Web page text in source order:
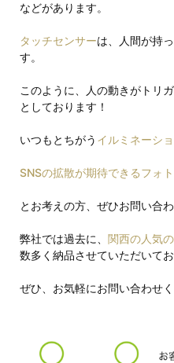
などがあります。
タッチセンサーは、人間が持
す。
このように、人の動きがトリ
としております！
いつもとちがう イルミネーシ
SNSの拡散が期待できるフォ
とお考えの方、ぜひお問い合
弊社では過去に、 関西の人気
数多く納品させていただいてお
ぜひ、お気軽にお問い合わせ